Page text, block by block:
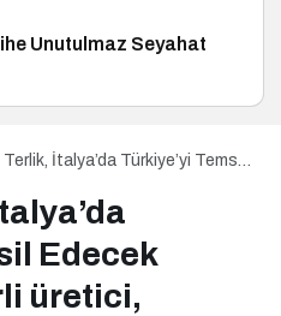
Unutulmaz Seyahat
Terlik, İtalya’da Türkiye’yi Temsil
en prestijli fuarında boy
Edecek
üretici,